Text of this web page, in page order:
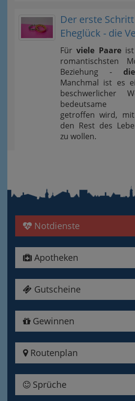
Der erste
Eheglück - die
Fürviele Paareist
romantischsten
Beziehung -
Manchmal ist es
beschwerlicher
bedeutsame
getroffen wird,
den Rest des
zu wollen.
Notdienste
Apotheken
Gutscheine
Gewinnen
Routenplan
Sprüche